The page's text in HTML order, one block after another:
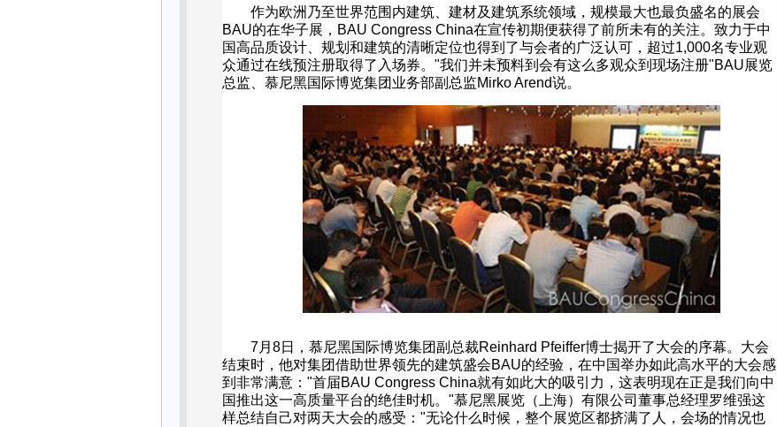
作为欧洲乃至世界范围内建筑、建材及建筑系统领域，规模最大也最负盛名的展会
BAU的在华子展， BAU Congress China在宣传初期便获得了前所未有的关注。致力于中
国高品质设计、规划和建筑的清晰定位也得到了与会者的广泛认可，超过1,000名专业观
众通过在线预注册取得了入场券。 "我们并未预料到会有这么多观众到现场注册"BAU展览
总监、慕尼黑国际博览集团业务部副总监Mirko Arend说。
7月 8日，慕尼黑国际博览集团副总裁Reinhard Pfeiffer博士揭开了大会的序幕。大会
结束时，他对集团借助世界领先的建筑盛会BAU的经验，在中国举办如此高水平的大会感
到非常满意： "首届BAU Congress China就有如此大的吸引力，这表明现在正是我们向中
国推出这一高质量平台的绝佳时机。 "慕尼黑展览（上海）有限公司董事总经理罗维强这
样总结自己对两天大会的感受： "无论什么时候，整个展览区都挤满了人，会场的情况也